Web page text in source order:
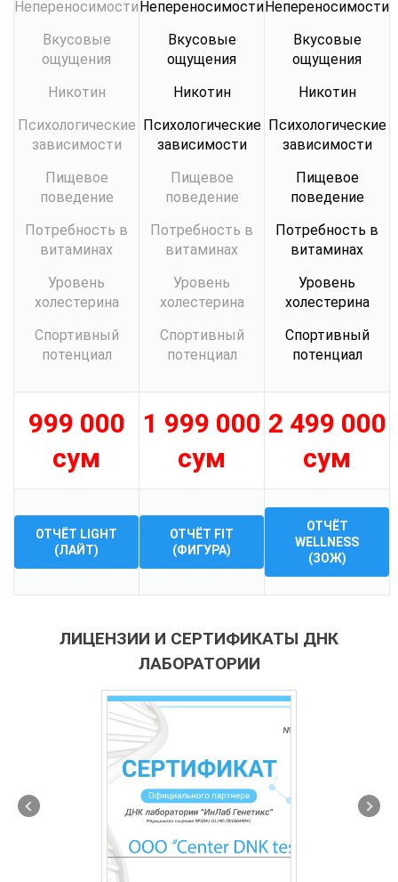
Непереносимости
Вкусовые
ощущения
Никотин
Психологические
зависимости
Пищевое
поведение
Потребность в
витаминах
Уровень
холестерина
Спортивный
потенциал
Непереносимости
Вкусовые
ощущения
Никотин
Психологические
зависимости
Пищевое
поведение
Потребность в
витаминах
Уровень
холестерина
Спортивный
потенциал
Непереносимости
Вкусовые
ощущения
Никотин
Психологические
зависимости
Пищевое
поведение
Потребность в
витаминах
Уровень
холестерина
Спортивный
потенциал
999 000
сум
1 999 000
сум
2 499 000
сум
ОТЧЁТ LIGHT
(ЛАЙТ)
ОТЧЁТ FIT
(ФИГУРА)
ОТЧЁТ
WELLNESS
(ЗОЖ)
ЛИЦЕНЗИИ И СЕРТИФИКАТЫ ДНК
ЛАБОРАТОРИИ